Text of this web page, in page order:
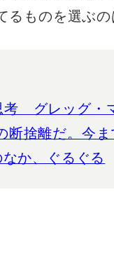
ものを選ぶの
考 グレッグ
捨離だ。今ま
か、ぐるぐる